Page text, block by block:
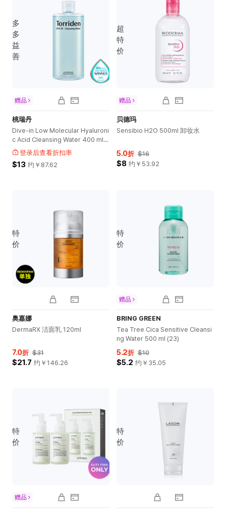
多
多
益
善
桃瑞丹
Dive-in Low Molecular Hyaluroni
c Acid Cleansing Water 400 ml
卸妆水
登录后查看折扣率
$13 约￥ 87.62
赠品
超
特
价
贝德玛
Sensibio H2O 500ml 卸妆水
5.0折 $16
$8 约￥ 53.92
赠品
特
价
奥嘉娜
DermaRX 洁面乳 120ml
7.0折 $31
$21.7 约￥ 146.26
特
价
BRING GREEN
Tea Tree Cica Sensitive Cleansi
ng Water 500 ml (23)
5.2折 $10
$5.2 约￥ 35.05
赠品
特
价
赠品
特
价